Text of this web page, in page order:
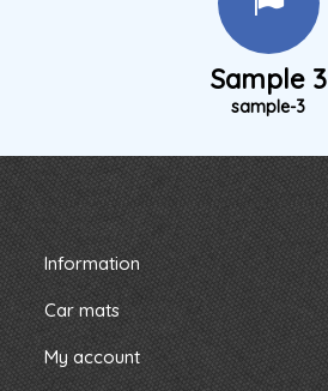
Sample 3
sample-3
Information
Car mats
My account